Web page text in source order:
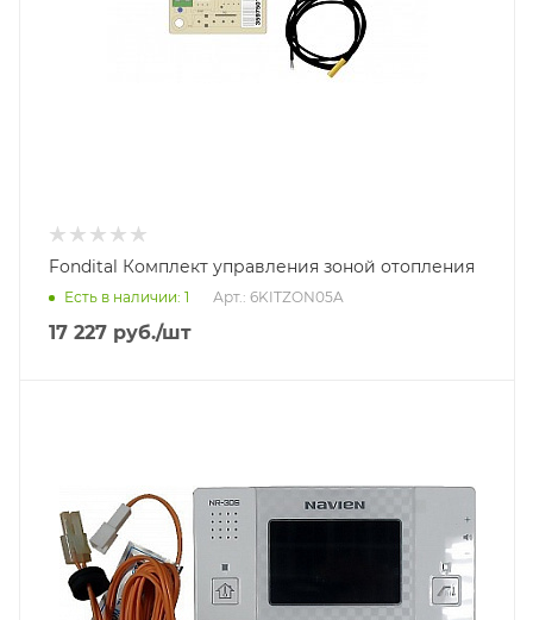
Fondital Комплект управления зоной отопления
Есть в наличии: 1 Арт.: 6KITZON05A
17 227 руб./шт